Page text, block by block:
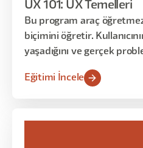
UX 101: UX Temelleri
Bu program araç
biçimini öğretir.
yaşadığını ve gerçek
araştırma gibi kavramları
Eğitimi İncele